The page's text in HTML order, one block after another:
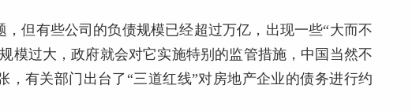
但有些公司的负债规模已经超过万亿，出现一些“大而不
模过大，政府就会对它实施特别的监管措施，中国当然不
，有关部门出台了“三道红线”对房地产企业的债务进行约